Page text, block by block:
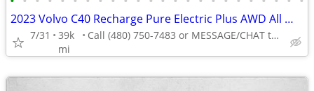
2023 Volvo C40 Recharge Pure Electric Plus AWD All Wheel Drive SUV AUTONATION
7/31
39k
mi
Call (480) 750-7483 or MESSAGE/CHAT to confirm availability